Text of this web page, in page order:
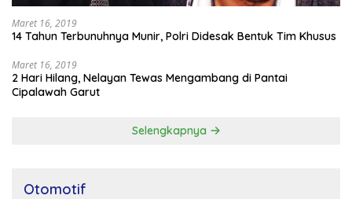
Maret 16, 2019
14 Tahun Terbunuhnya Munir, Polri Didesak Bentuk Tim Khusus
Maret 16, 2019
2 Hari Hilang, Nelayan Tewas Mengambang di Pantai
Cipalawah Garut
Selengkapnya
Otomotif